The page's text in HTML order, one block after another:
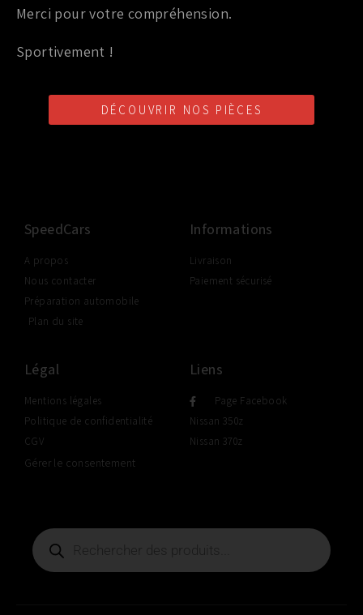
SpeedCars
A propos
Nous contacter
Préparation automobile
Plan du site
Informations
Livraison
Paiement sécurisé
Légal
Mentions légales
Politique de confidentialité
CGV
Gérer le consentement
Liens
Page Facebook
Nissan 350z
Nissan 370z
Merci pour votre compréhension.
Sportivement !
DÉCOUVRIR NOS PIÈCES